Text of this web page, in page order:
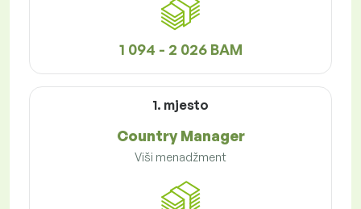
1 094 - 2 026 BAM
1. mjesto
Country Manager
Viši menadžment